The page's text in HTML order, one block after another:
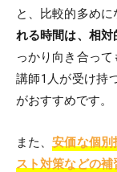
と、比較的多めに
れる時間は、相対
っかり向き合って
講師1人が受け持
がおすすめです。
また、安価な個別
スト対策などの